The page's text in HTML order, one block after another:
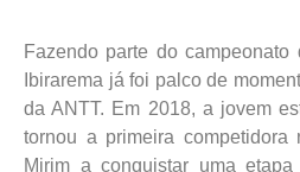
Fazendo parte do
Ibirarema já foi palco de
da ANTT. Em 2018, a jovem
tornou a primeira competidora
Mirim a conquistar uma